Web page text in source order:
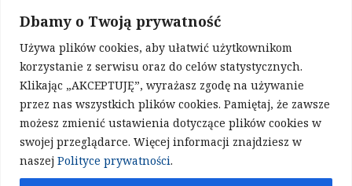
Dbamy o Twoją prywatność
Używa plików cookies, aby ułatwić użytkownikom
korzystanie z serwisu oraz do celów statystycznych.
Klikając „AKCEPTUJĘ”, wyrażasz zgodę na używanie
przez nas wszystkich plików cookies. Pamiętaj, że zawsze
możesz zmienić ustawienia dotyczące plików cookies w
swojej przeglądarce. Więcej informacji znajdziesz w
naszej Polityce prywatności.
F
a
c
e
b
I
n
s
t
a
naturania.pl - wszelkie prawa zastrzeżone. Nasza strona www
wykorzystuje pliki cookies.